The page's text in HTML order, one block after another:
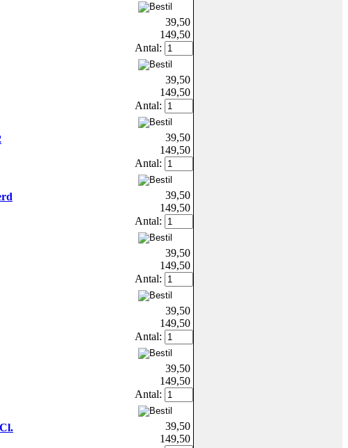
39,50
149,50
Antal:
39,50
149,50
Antal:
39,50
149,50
Antal:
39,50
149,50
Antal:
39,50
149,50
Antal:
39,50
149,50
Antal:
39,50
149,50
Antal:
39,50
149,50